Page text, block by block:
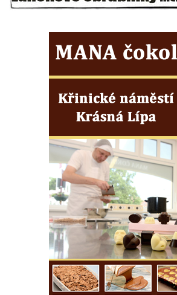
Bývalý cukrovar Chlumčany
Dělnický dům ve Veltěži
Kleinův statek v Konětopech
Památník bývalého nádraží Strupčice
zaniklé místní železniční dráhy Počerady –
Fara u kostela svaté Kateřiny Alexandrijské
ve Sloupu v Čechách
Dům č.ev. 124 v Janově-Novém Boru
Viniční dům Kartuziánský lis v Mělníku
Barokní sýpka v Brníkově
Budova kampeličky v Podbradci
Bývalá železniční stanice Horní Jiřetín
Dům čp. 3 na Mírovém náměstí v
Postoloprtech